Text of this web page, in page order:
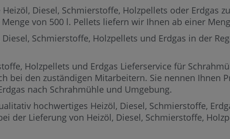
Diesel, Schmierstoffe, Holzpellets oder Erdgas
von 500 l. Pellets liefern wir Ihnen ab einer
Schmierstoffe, Holzpellets und Erdgas in der
Holzpellets und Erdgas Lieferservice für
bei den zuständigen Mitarbeitern. Sie nennen Ihnen
nach Schrahmühle und Umgebung.
hochwertiges Heizöl, Diesel, Schmierstoffe,
der Lieferung von Heizöl, Diesel, Schmierstoffe,